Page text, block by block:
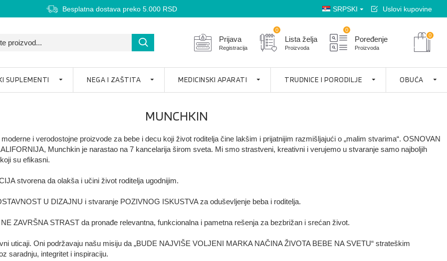
Besplatna dostava preko 5.000 RSD SRPSKI Uslovi kupovine
Prijava
Registracija
Lista želja
Proizvoda
0
Poređenje
Proizvoda
0
0
SUPLEMENTI NEGA I ZAŠTITA MEDICINSKI APARATI TRUDNICE I PORODILJE OBUĆA
MUNCHKIN
i verodostojne proizvode za bebe i decu koji život roditelja čine lakšim i prijatnijim razmišljajući o „malim stvarima“. OSNOVAN
Munchkin je narastao na 7 kancelarija širom sveta. Mi smo strastveni, kreativni i verujemo u stvaranje samo najboljih
su efikasni.
stvorena da olakša i učini život roditelja ugodnijim.
U DIZAJNU i stvaranje POZIVNOG ISKUSTVA za oduševljenje beba i roditelja.
ZAVRŠNA STRAST da pronađe relevantna, funkcionalna i pametna rešenja za bezbrižan i srećan život.
uticaji. Oni podržavaju našu misiju da „BUDE NAJVIŠE VOLJENI MARKA NAČINA ŽIVOTA BEBE NA SVETU“ strateškim
saradnju, integritet i inspiraciju.